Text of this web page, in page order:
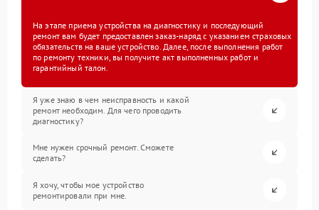
На этапе приема устройства на диагностику и последующий
ремонт вам будет предоставлен заказ-наряд с указанием страховых
обязательств на ваше устройство. Далее, после выполнения работ
по ремонту техники, вы получите акт выполненных работ и
гарантийный талон.
Я уже знаю в чем неисправность и какой
ремонт необходим. Для чего проводить
диагностику?
Мне нужен срочный ремонт. Сможете
сделать?
Я хочу, чтобы мое устройство
ремонтировали при мне.